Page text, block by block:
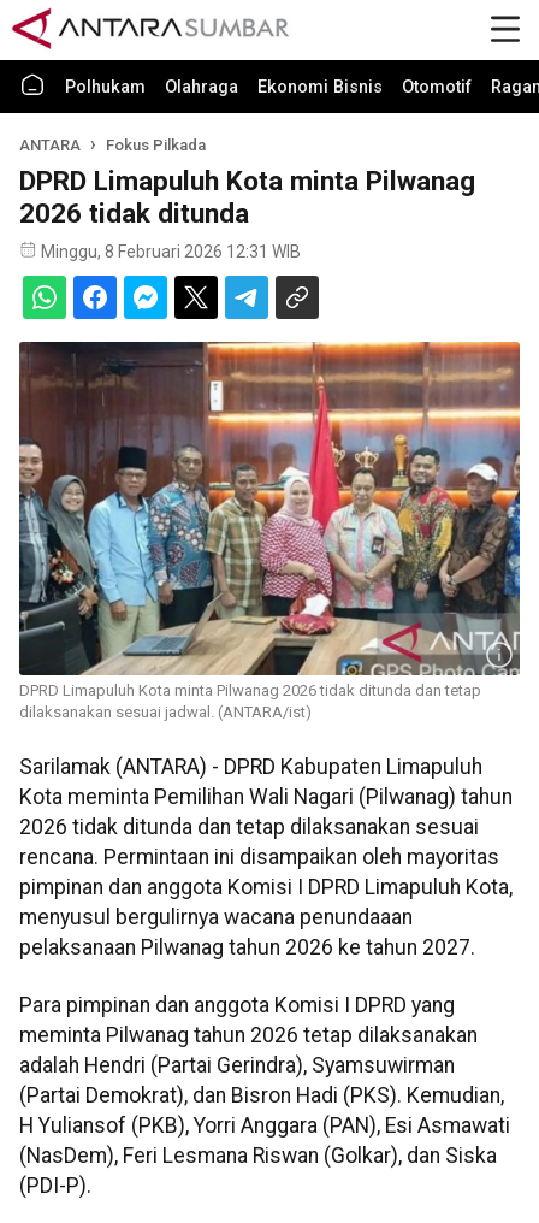
Polhukam Olahraga Ekonomi Bisnis Otomotif
ANTARA Fokus Pilkada
DPRD Limapuluh Kota minta Pilwanag
2026 tidak ditunda
Minggu, 8 Februari 2026 12:31 WIB
DPRD Limapuluh Kota minta Pilwanag 2026 tidak ditunda dan tetap
dilaksanakan sesuai jadwal. (ANTARA/ist)
Sarilamak (ANTARA) - DPRD Kabupaten Limapuluh
Kota meminta Pemilihan Wali Nagari (Pilwanag) tahun
2026 tidak ditunda dan tetap dilaksanakan sesuai
rencana. Permintaan ini disampaikan oleh mayoritas
pimpinan dan anggota Komisi I DPRD Limapuluh Kota,
menyusul bergulirnya wacana penundaaan
pelaksanaan Pilwanag tahun 2026 ke tahun 2027.
Para pimpinan dan anggota Komisi I DPRD yang
meminta Pilwanag tahun 2026 tetap dilaksanakan
adalah Hendri (Partai Gerindra), Syamsuwirman
(Partai Demokrat), dan Bisron Hadi (PKS). Kemudian,
H Yuliansof (PKB), Yorri Anggara (PAN), Esi Asmawati
(NasDem), Feri Lesmana Riswan (Golkar), dan Siska
(PDI-P).